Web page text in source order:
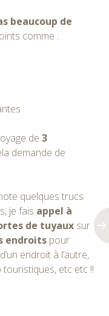
beaucoup de
comme :
de 3
demande de
quelques trucs
je fais appel à
de tuyaux sur
endroits pour
endroit à l’autre,
etc etc !!